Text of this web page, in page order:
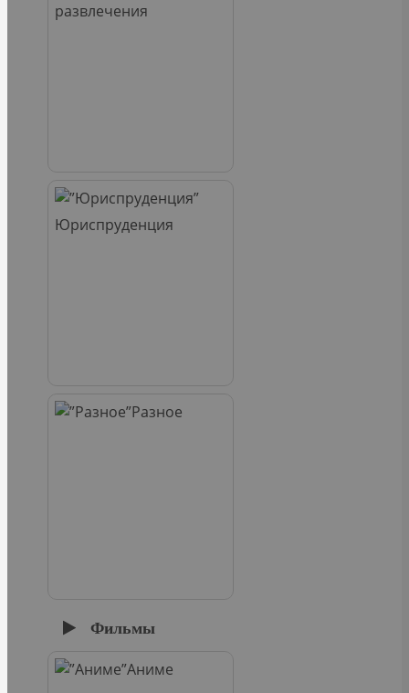
развлечения
Юриспруденция
Разное
Фильмы
Аниме